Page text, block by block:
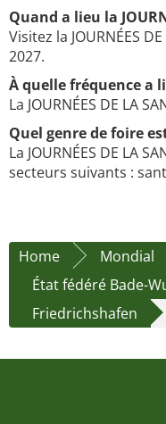
Quand a lieu la
Visitez la JOURNÉES
2027.
À quelle fréquence a
La JOURNÉES DE LA
Quel genre de foire est
La JOURNÉES DE LA
secteurs suivants :
Home Mondial
État fédéré Bade-
Friedrichshafen